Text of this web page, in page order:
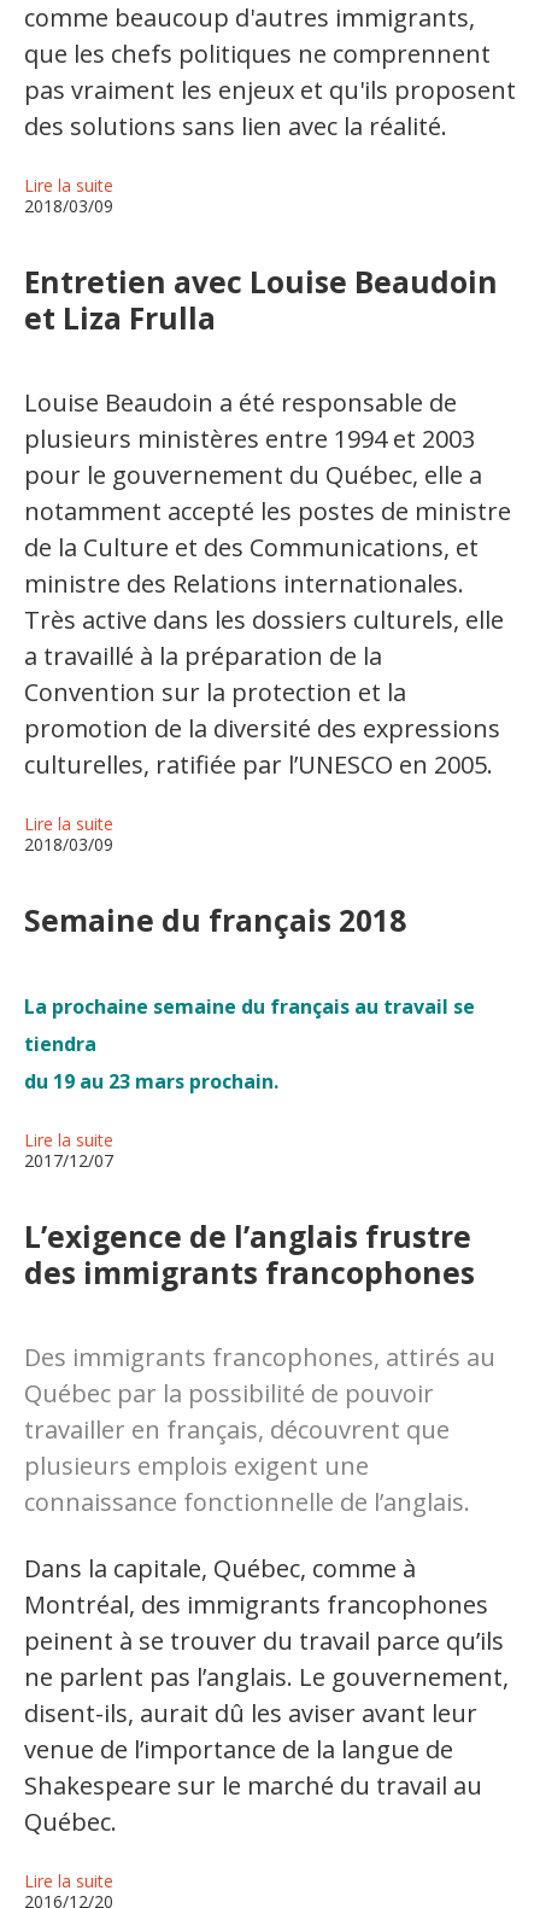
Métallurgie
Terminologie
Ressources terminologiques
Jeux et outils terminolinguistiques
Cours de français
Témoignages
Espace militant
Matériel à télécharger
Nos campagnes
comme beaucoup d'autres immigrants,
que les chefs politiques ne comprennent
pas vraiment les enjeux et qu'ils proposent
des solutions sans lien avec la réalité.
Lire la suite
2018/03/09
Entretien avec Louise Beaudoin
et Liza Frulla
Louise Beaudoin a été responsable de
plusieurs ministères entre 1994 et 2003
pour le gouvernement du Québec, elle a
notamment accepté les postes de ministre
de la Culture et des Communications, et
ministre des Relations internationales.
Très active dans les dossiers culturels, elle
a travaillé à la préparation de la
Convention sur la protection et la
promotion de la diversité des expressions
culturelles, ratifiée par l’UNESCO en 2005.
Lire la suite
2018/03/09
Semaine du français 2018
La prochaine semaine du français au travail se
tiendra
du 19 au 23 mars prochain.
Lire la suite
2017/12/07
L’exigence de l’anglais frustre
des immigrants francophones
Des immigrants francophones, attirés au
Québec par la possibilité de pouvoir
travailler en français, découvrent que
plusieurs emplois exigent une
connaissance fonctionnelle de l’anglais.
Dans la capitale, Québec, comme à
Montréal, des immigrants francophones
peinent à se trouver du travail parce qu’ils
ne parlent pas l’anglais. Le gouvernement,
disent-ils, aurait dû les aviser avant leur
venue de l’importance de la langue de
Shakespeare sur le marché du travail au
Québec.
Lire la suite
2016/12/20